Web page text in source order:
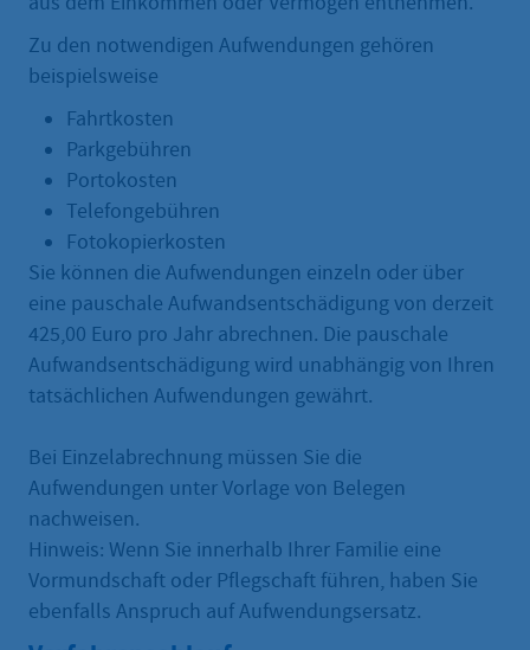
Zu den notwendigen Aufwendungen gehören
beispielsweise
Fahrtkosten
Parkgebühren
Portokosten
Telefongebühren
Fotokopierkosten
Sie können die Aufwendungen einzeln oder über
eine pauschale Aufwandsentschädigung von derzeit
425,00 Euro pro Jahr abrechnen. Die pauschale
Aufwandsentschädigung wird unabhängig von Ihren
tatsächlichen Aufwendungen gewährt.
Bei Einzelabrechnung müssen Sie die
Aufwendungen unter Vorlage von Belegen
nachweisen.
Hinweis: Wenn Sie innerhalb Ihrer Familie eine
Vormundschaft oder Pflegschaft führen, haben Sie
ebenfalls Anspruch auf Aufwendungsersatz.